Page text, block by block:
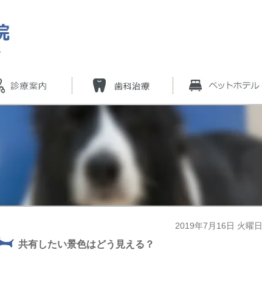
2019年7月16日 火曜日
共有したい景色はどう見える？